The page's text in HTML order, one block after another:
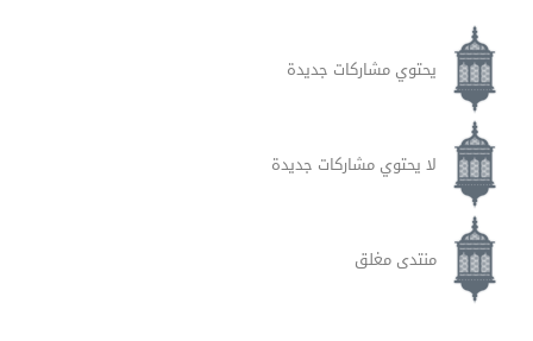
يحتوي مشاركات جديدة
لا يحتوي مشاركات جديدة
منتدى مغلق